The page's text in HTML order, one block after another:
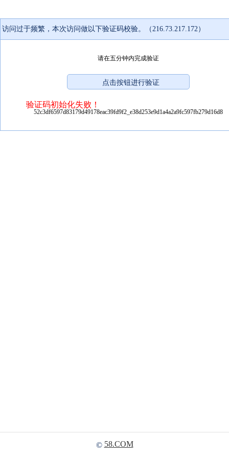
访问过于频繁，本次访问做以下验证码校验。（216.73.217.172）
请在五分钟内完成验证
验证码初始化失败！
52c3df6597d83179d49178eac39fd9f2_e38d253e9d1a4a2a9fc597fb279d16d8
© 58.COM